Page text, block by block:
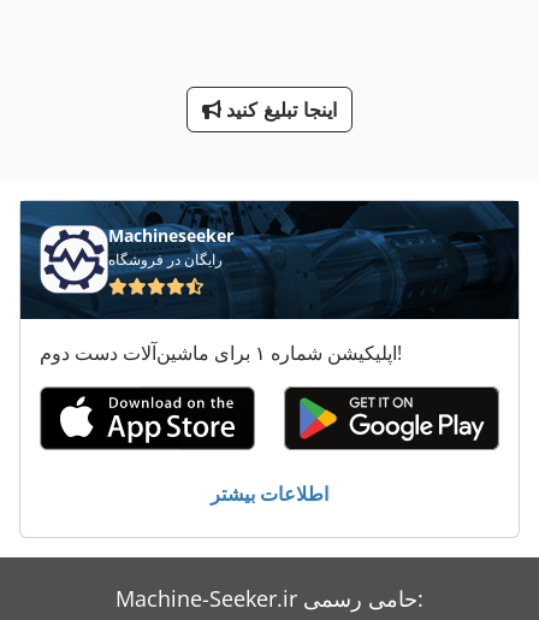
گروه پرس فروش
اینجا تبلیغ کنید
Machineseeker
رایگان در فروشگاه
اپلیکیشن شماره ۱ برای ماشین‌آلات دست دوم!
اطلاعات بیشتر
Machine-Seeker.ir حامی رسمی: